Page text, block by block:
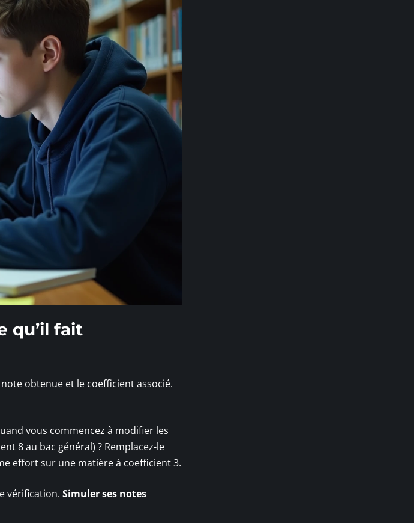
qu’il fait
obtenue et le coefficient associé.
vous commencez à modifier les
8 au bac général) ? Remplacez-le
effort sur une matière à coefficient 3.
vérification. Simuler ses notes